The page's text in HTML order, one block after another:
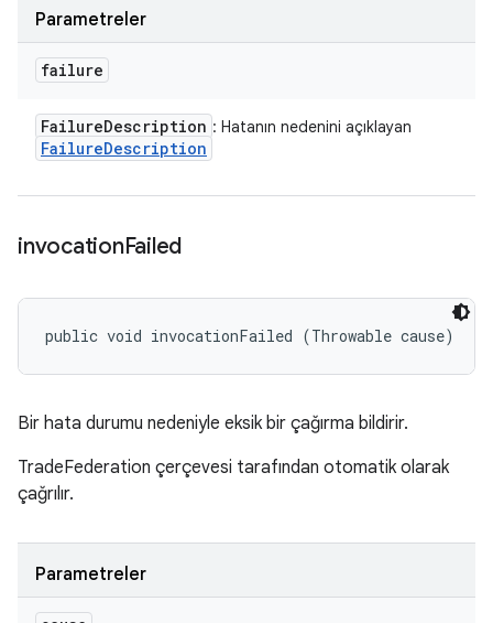
Parametreler
failure
FailureDescription : Hatanın nedenini açıklayan
FailureDescription
invocationFailed
public void invocationFailed (Throwable cause)
Bir hata durumu nedeniyle eksik bir çağırma bildirir.
TradeFederation çerçevesi tarafından otomatik olarak
çağrılır.
Parametreler